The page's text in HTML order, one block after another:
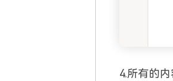
4.所有的